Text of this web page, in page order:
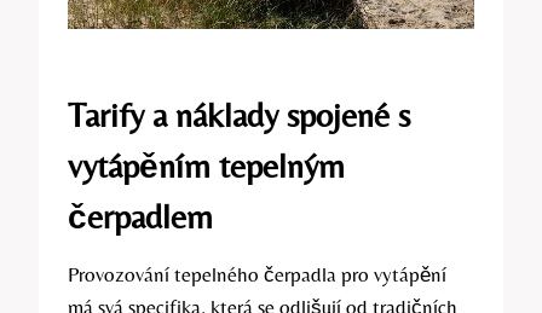
Tarify a náklady spojené s
vytápěním tepelným
čerpadlem
Provozování tepelného čerpadla pro vytápění
má svá specifika, která se odlišují od tradičních